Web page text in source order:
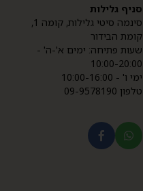
סניף גלילות
סינמה סיטי גלילות, קומה 1,
קומת הבידור
שעות פתיחה: ימים א'-ה' -
10:00-20:00
ימי ו' - 10:00-16:00
טלפון 09-9578190